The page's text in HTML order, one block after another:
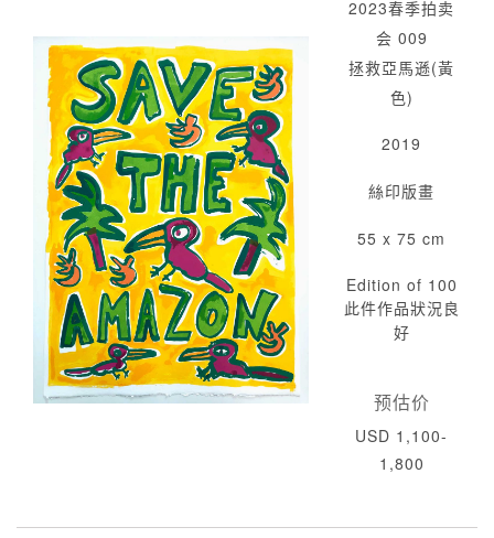
2023春季拍卖
会 009
拯救亞馬遜(黃
色)
2019
絲印版畫
55 x 75 cm
Edition of 100
此件作品狀況良
好
预估价
USD 1,100-
1,800